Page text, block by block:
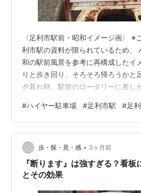
〈足利市駅前・昭和イメージ画〉 ※
利市駅の資料が限られているため、
和の駅前風景を参考に再構成したイ
りと歩き回り、そろそろ帰ろうかと
夕暮れ時。駅前のロータリーに差し
だった。 錆びた鉄枠に囲まれ、少し
い文字が並んでいる。 「ハイヤー
の駐車を禁ず」 発行元には「足利
ー事業組合」の文字。 今ではあまり
「ハイヤー」という言葉。 その響
た。 ハイヤーという存在 ハイヤーと
#ハイヤー駐車場 #足利市駅 #足
歩・探・見・感 • 3ヶ月前
『断ります』は強すぎる？看
とその効果